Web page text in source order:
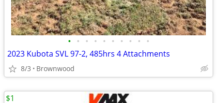
• • • • • • • • • •
2023 Kubota SVL 97-2, 485hrs 4 Attachments
8/3 Brownwood
$1